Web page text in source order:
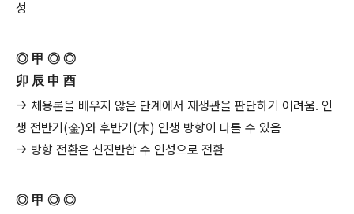
성
◎ 甲 ◎ ◎
卯 辰 申 酉
→ 체용론을 배우지 않은 단계에서 재생관을 판단하기 어려움. 인
생 전반기(金)와 후반기(木) 인생 방향이 다를 수 있음
→ 방향 전환은 신진반합 수 인성으로 전환
◎ 甲 ◎ ◎